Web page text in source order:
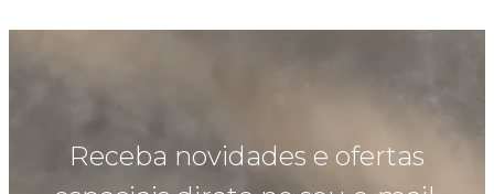
Receba novidades e ofertas